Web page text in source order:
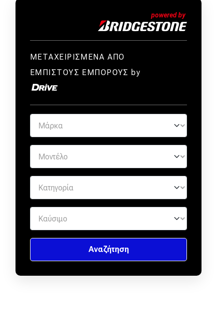
ΜΕΤΑΧΕΙΡΙΣΜΕΝΑ ΑΠΟ
ΕΜΠΙΣΤΟΥΣ ΕΜΠΟΡΟΥΣ by